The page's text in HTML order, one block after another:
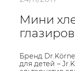
Мини
Бренд
для детей –